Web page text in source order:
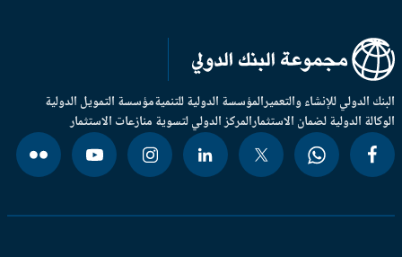
الدولي للإنشاء والتعميرالمؤسسة الدولية للتنميةمؤسسة التمويل الدولية
الدولية لضمان الاستثمارالمركز الدولي لتسوية منازعات الاستثمار